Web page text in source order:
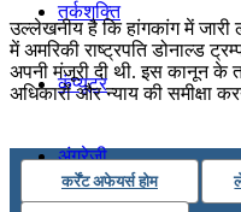
तर्कशक्ति
कंप्यूटर
अंग्रेजी
उल्लेखनीय है कि हांगकांग में जारी
में अमरिकी राष्ट्रपति डोनाल्ड
अपनी मंजूरी दी थी. इस कानून के
अधिकारों और न्याय की समीक्षा
कर्रेंट अफेयर्स होम